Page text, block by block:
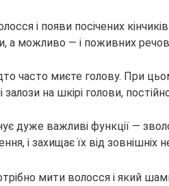
і появи посічених
а можливо — і поживних
часто миєте голову. При
на шкірі голови,
дуже важливі функції —
і захищає їх від зовнішніх
мити волосся і який